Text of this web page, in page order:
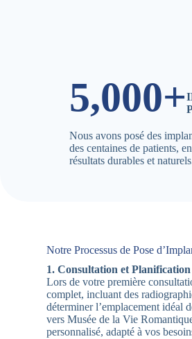
5,000+
Nous avons posé des
des centaines de patients,
résultats durables et
Notre Processus de Pose
1. Consultation et
Lors de votre première
complet, incluant des
déterminer l’emplacement idéal
vers Musée de la Vie
personnalisé, adapté à vos